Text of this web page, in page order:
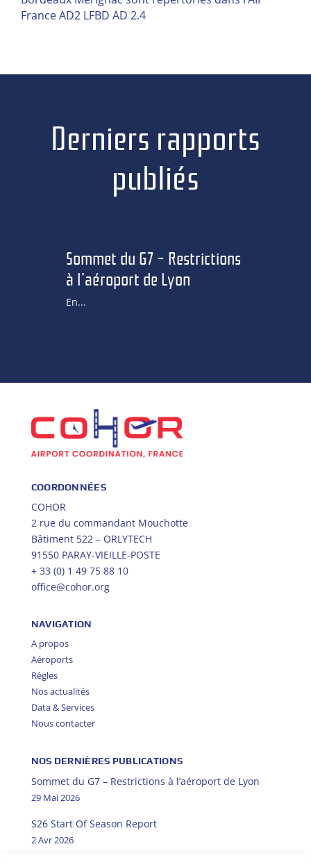
France AD2 LFBD AD 2.4
Derniers rapports
publiés
Sommet du G7 – Restrictions
à l’aéroport de Lyon
En...
COORDONNÉES
COHOR
2 rue du commandant Mouchotte
Bâtiment 522 – ORLYTECH
91550 PARAY-VIEILLE-POSTE
+ 33 (0) 1 49 75 88 10
office@cohor.org
NAVIGATION
A propos
Aéroports
Règles
Nos actualités
Data & Services
Nous contacter
NOS DERNIÈRES PUBLICATIONS
Sommet du G7 – Restrictions à l’aéroport de Lyon
29 Mai 2026
S26 Start Of Season Report
2 Avr 2026